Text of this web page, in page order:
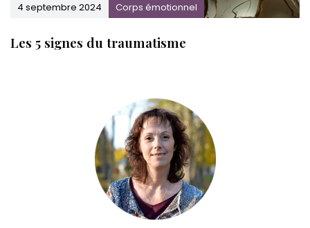
4 septembre 2024 Corps émotionnel
Les 5 signes du traumatisme